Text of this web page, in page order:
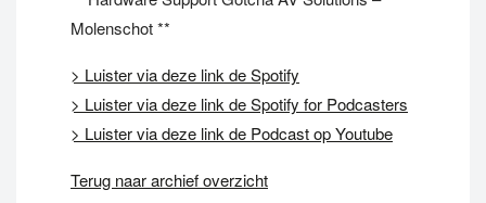
Molenschot **
> Luister via deze link de Spotify
> Luister via deze link de Spotify for Podcasters
> Luister via deze link de Podcast op Youtube
Terug naar archief overzicht